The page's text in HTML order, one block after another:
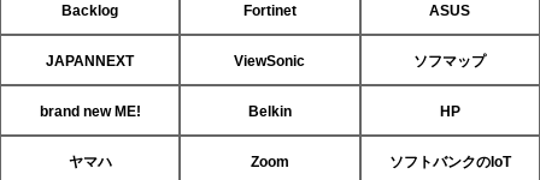
Backlog Fortinet ASUS
JAPANNEXT ViewSonic ソフマップ
brand new ME! Belkin HP
ヤマハ Zoom ソフトバンクのIoT